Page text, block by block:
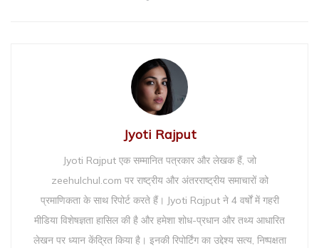
Jyoti Rajput
Jyoti Rajput एक सम्मानित पत्रकार और लेखक हैं, जो
zeehulchul.com पर राष्ट्रीय और अंतरराष्ट्रीय समाचारों को
प्रमाणिकता के साथ रिपोर्ट करते हैं। Jyoti Rajput ने 4 वर्षों में गहरी
मीडिया विशेषज्ञता हासिल की है और हमेशा शोध-प्रधान और तथ्य आधारित
लेखन पर ध्यान केंद्रित किया है। इनकी रिपोर्टिंग का उद्देश्य सत्य, निष्पक्षता